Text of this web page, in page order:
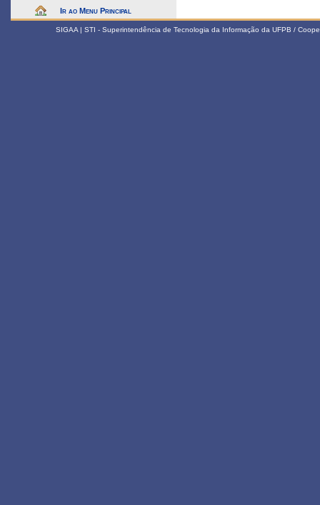
Ir ao Menu Principal
SIGAA | STI - Superintendência de Tecnologia da Informação da UFPB /